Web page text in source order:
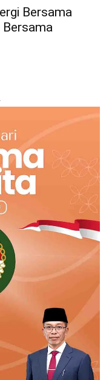
Bersama